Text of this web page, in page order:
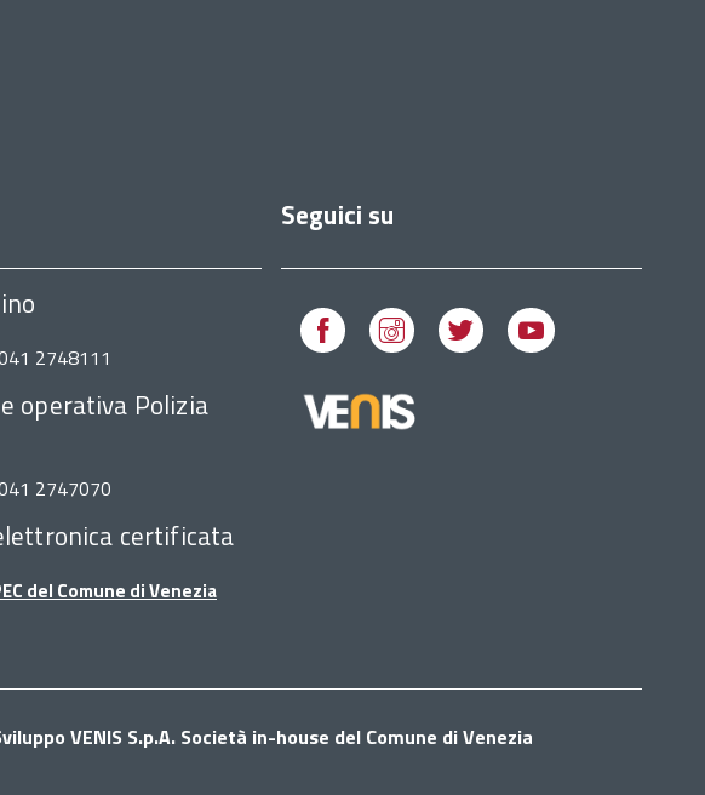
2748111
operativa Polizia
2747070
certificata
del Comune di Venezia
Seguici su
Facebook Instagram Twitter
VENIS S.p.A. Società in-house del Comune di Venezia